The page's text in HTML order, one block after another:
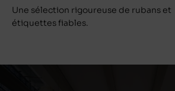
Une sélection rigoureuse de rubans et
étiquettes fiables.